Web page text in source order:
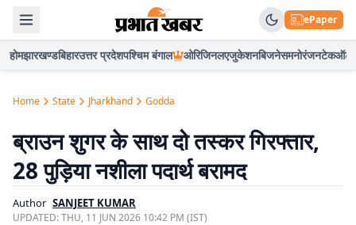
ePaper
होमझारखण्डबिहारउत्तर प्रदेशपश्चिम बंगाल ओरिजिनलएजुकेशनबिजनेसमनोरंजनटेकऑटो
Home State Jharkhand Godda
ब्राउन शुगर के साथ दो तस्कर गिरफ्तार,
28 पुड़िया नशीला पदार्थ बरामद
Author SANJEET KUMAR
UPDATED:THU, 11 JUN 2026 10:42 PM (IST)